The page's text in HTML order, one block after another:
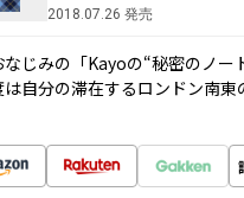
2018.07.26 発売
じみの「Kayoの“秘密のノー
自分の滞在するロンドン南東